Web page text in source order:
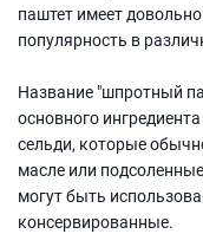
паштет имеет
популярность в
Название "шпротный
основного
сельди, которые
масле или
могут быть
консервированные.